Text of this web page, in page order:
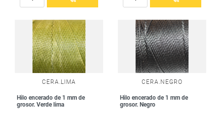
CERA.LIMA
Hilo encerado de 1 mm de
grosor. Verde lima
CERA.NEGRO
Hilo encerado de 1 mm de
grosor. Negro